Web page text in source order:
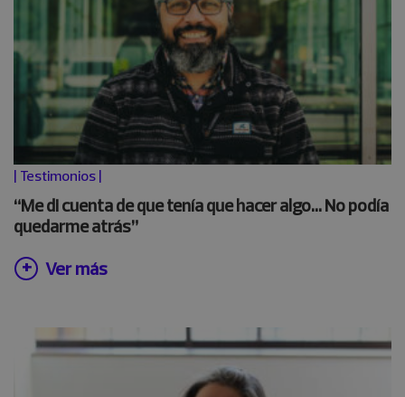
| Testimonios |
“Me di cuenta de que tenía que hacer algo… No podía
quedarme atrás”
Ver más